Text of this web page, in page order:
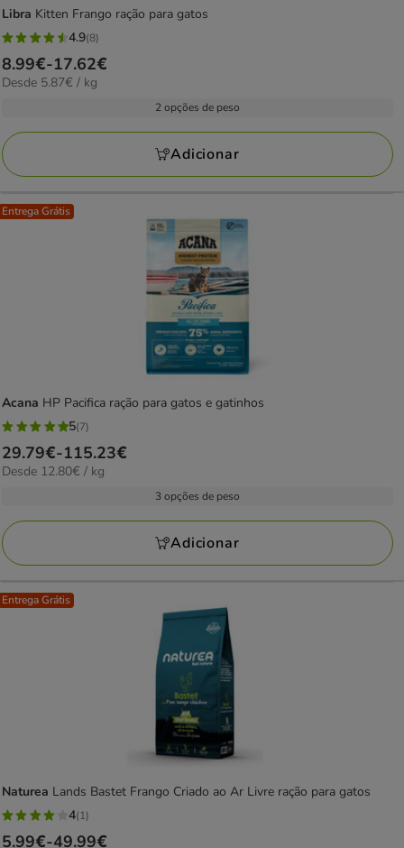
Libra Kitten Frango ração para gatos
4.9
estrelas
com
avaliações
4.9(8)
Preço
de
17.62€
8.99€-17.62€
5.87€
Desde 5.87€ / kg
2 opções de peso
Adicionar
Entrega Grátis
Acana HP Pacifica ração para gatos e gatinhos
5
estrelas
com
avaliações
5(7)
Preço
de
115.23€
29.79€-115.23€
12.80€
Desde 12.80€ / kg
3 opções de peso
Adicionar
Entrega Grátis
Naturea Lands Bastet Frango Criado ao Ar Livre ração para gatos
4
4(1)
Preço
5.99€-49.99€